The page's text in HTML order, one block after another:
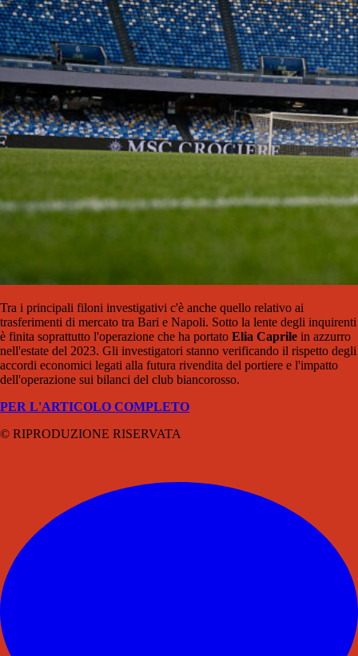
Tra i principali filoni investigativi c'è anche quello relativo ai
trasferimenti di mercato tra Bari e Napoli. Sotto la lente degli inquirenti
è finita soprattutto l'operazione che ha portato Elia Caprile in azzurro
nell'estate del 2023. Gli investigatori stanno verificando il rispetto degli
accordi economici legati alla futura rivendita del portiere e l'impatto
dell'operazione sui bilanci del club biancorosso.
PER L'ARTICOLO COMPLETO
© RIPRODUZIONE RISERVATA